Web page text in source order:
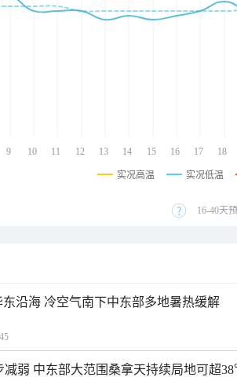
9 10 11 12 13 14 15 16 17 18
实况高温 实况低温
16-40天
东沿海 冷空气南下中东部多地暑热缓解
减弱 中东部大范围桑拿天持续局地可超